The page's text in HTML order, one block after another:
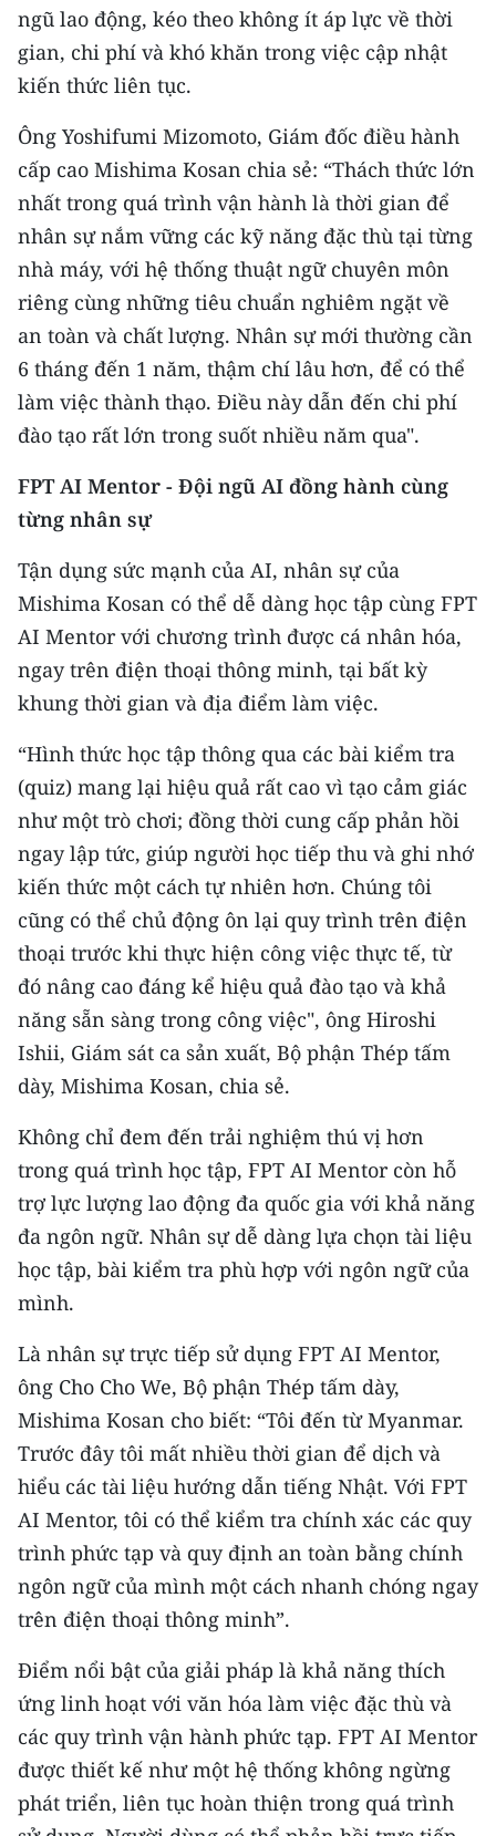
MEDIA CENTER
E-Magazine
Media Chính trị
Media Kinh tế
Media Văn hóa
Media Xã hội
Media Pháp luật
Media Du lịch
Media Thế giới
Media Y tế
Media Khoa học - Công nghệ
Media Môi trường
Ảnh
Infographic
TIN MỚI
TIN ĐỊA PHƯƠNG
Trung du và miền núi phía Bắc
Đồng bằng sông Hồng
Bắc Trung Bộ
Nguyên
Đông Nam Bộ
Đồng bằng sông Cửu Long
Chuyên trang Hà Nội
CHUYÊN ĐỀ
CÁC CHUYÊN TRANG
VỀ BÁO NHÂN DÂN
THỜI NAY
NHÂN DÂN CUỐI TUẦN
NHÂN DÂN HẰNG THÁNG
MUA BÁO
ĐỌC BÁO IN
ngũ lao động, kéo theo không ít áp lực về thời
gian, chi phí và khó khăn trong việc cập nhật
kiến thức liên tục.
Ông Yoshifumi Mizomoto, Giám đốc điều hành
cấp cao Mishima Kosan chia sẻ: “Thách thức lớn
nhất trong quá trình vận hành là thời gian để
nhân sự nắm vững các kỹ năng đặc thù tại từng
nhà máy, với hệ thống thuật ngữ chuyên môn
riêng cùng những tiêu chuẩn nghiêm ngặt về
an toàn và chất lượng. Nhân sự mới thường cần
6 tháng đến 1 năm, thậm chí lâu hơn, để có thể
làm việc thành thạo. Điều này dẫn đến chi phí
đào tạo rất lớn trong suốt nhiều năm qua".
FPT AI Mentor - Đội ngũ AI đồng hành cùng
từng nhân sự
Tận dụng sức mạnh của AI, nhân sự của
Mishima Kosan có thể dễ dàng học tập cùng FPT
AI Mentor với chương trình được cá nhân hóa,
ngay trên điện thoại thông minh, tại bất kỳ
khung thời gian và địa điểm làm việc.
“Hình thức học tập thông qua các bài kiểm tra
(quiz) mang lại hiệu quả rất cao vì tạo cảm giác
như một trò chơi; đồng thời cung cấp phản hồi
ngay lập tức, giúp người học tiếp thu và ghi nhớ
kiến thức một cách tự nhiên hơn. Chúng tôi
cũng có thể chủ động ôn lại quy trình trên điện
thoại trước khi thực hiện công việc thực tế, từ
đó nâng cao đáng kể hiệu quả đào tạo và khả
năng sẵn sàng trong công việc", ông Hiroshi
Ishii, Giám sát ca sản xuất, Bộ phận Thép tấm
dày, Mishima Kosan, chia sẻ.
Không chỉ đem đến trải nghiệm thú vị hơn
trong quá trình học tập, FPT AI Mentor còn hỗ
trợ lực lượng lao động đa quốc gia với khả năng
đa ngôn ngữ. Nhân sự dễ dàng lựa chọn tài liệu
học tập, bài kiểm tra phù hợp với ngôn ngữ của
mình.
Là nhân sự trực tiếp sử dụng FPT AI Mentor,
ông Cho Cho We, Bộ phận Thép tấm dày,
Mishima Kosan cho biết: “Tôi đến từ Myanmar.
Trước đây tôi mất nhiều thời gian để dịch và
hiểu các tài liệu hướng dẫn tiếng Nhật. Với FPT
AI Mentor, tôi có thể kiểm tra chính xác các quy
trình phức tạp và quy định an toàn bằng chính
ngôn ngữ của mình một cách nhanh chóng ngay
trên điện thoại thông minh”.
Điểm nổi bật của giải pháp là khả năng thích
ứng linh hoạt với văn hóa làm việc đặc thù và
các quy trình vận hành phức tạp. FPT AI Mentor
được thiết kế như một hệ thống không ngừng
phát triển, liên tục hoàn thiện trong quá trình